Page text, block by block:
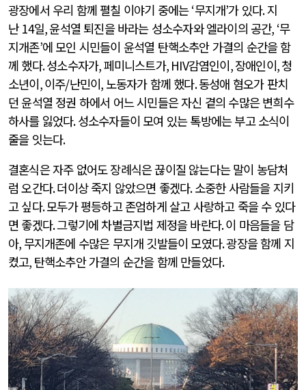
광장에서 우리 함께 펼칠 이야기 중에는‘무지개’가 있다.지
난 14일,윤석열 퇴진을 바라는 성소수자와 엘라이의 공간, ‘무
지개존’에 모인 시민들이 윤석열 탄핵소추안 가결의 순간을 함
께 했다.성소수자가,페미니스트가, HIV감염인이,장애인이,청
소년이,이주/난민이, 노동자가 함께 했다.동성애 혐오가 판치
던 윤석열 정권 하에서 어느 시민들은 자신 곁의 수많은 변희수
하사를 잃었다.성소수자들이 모여 있는 톡방에는 부고 소식이
줄을 잇는다.
결혼식은 자주 없어도 장례식은 끊이질 않는다는 말이 농담처
럼 오간다.더이상 죽지 않았으면 좋겠다.소중한 사람들을 지키
고 싶다.모두가 평등하고 존엄하게 살고 사랑하고 죽을 수 있다
면 좋겠다.그렇기에 차별금지법 제정을 바란다.이 마음들을 담
아, 무지개존에 수많은 무지개 깃발들이 모였다.광장을 함께 지
켰고, 탄핵소추안 가결의 순간을 함께 만들었다.